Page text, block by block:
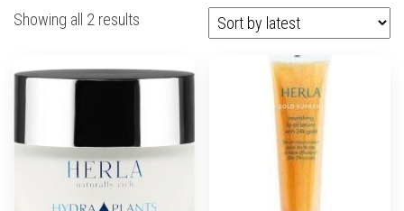
Showing all 2 results